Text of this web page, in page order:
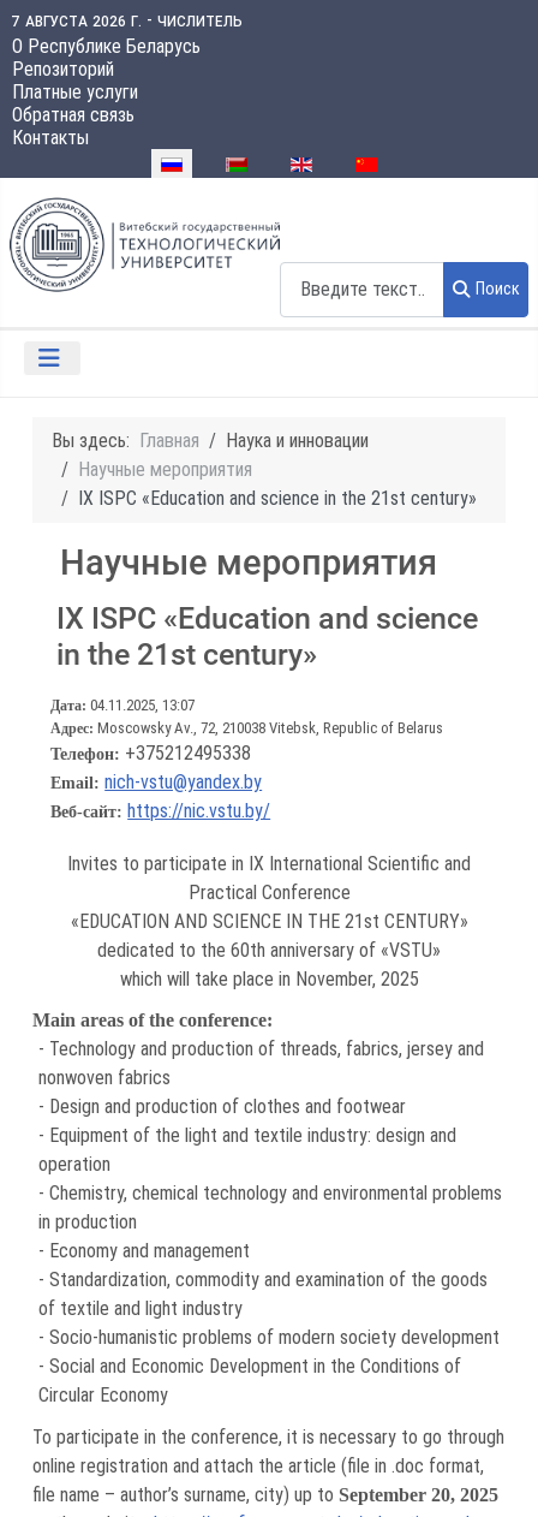
7 августа 2026 г. - числитель
О Республике Беларусь
Репозиторий
Платные услуги
Обратная связь
Контакты
Выберите язык
Поиск
Вы здесь: Главная
Наука и инновации
Научные мероприятия
IX ISPC «Education and science in the 21st century»
Научные мероприятия
IX ISPC «Education and science
in the 21st century»
Дата:04.11.2025, 13:07
Адрес: Moscowsky Av., 72, 210038 Vitebsk, Republic of Belarus
Телефон: +375212495338
Email:nich-vstu@yandex.by
Веб-сайт: https://nic.vstu.by/
Invites to participate in IX International Scientific and
Practical Conference
«EDUCATION AND SCIENCE IN THE 21st CENTURY»
dedicated to the 60th anniversary of «VSTU»
which will take place in November, 2025
Main areas of the conference:
- Technology and production of threads, fabrics, jersey and
nonwoven fabrics
- Design and production of clothes and footwear
- Equipment of the light and textile industry: design and
operation
- Chemistry, chemical technology and environmental problems
in production
- Economy and management
- Standardization, commodity and examination of the goods
of textile and light industry
- Socio-humanistic problems of modern society development
- Social and Economic Development in the Conditions of
Circular Economy
To participate in the conference, it is necessary to go through
online registration and attach the article (file in .doc format,
file name – author’s surname, city) up toSeptember 20, 2025